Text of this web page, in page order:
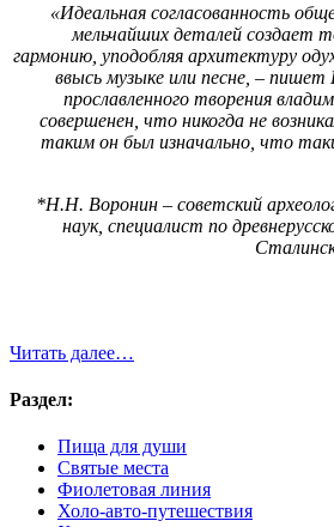
«Идеальная согласованность
мельчайших деталей создает
гармонию, уподобляя архитектуру
ввысь музыке или песне, –
прославленного творения
совершенен, что никогда не
таким он был изначально, что
*Н.Н. Воронин – советский
наук, специалист по
Читать далее…
Раздел:
Пища для души
Святые места
Фиолетовая линия
Холо-авто-путешествия